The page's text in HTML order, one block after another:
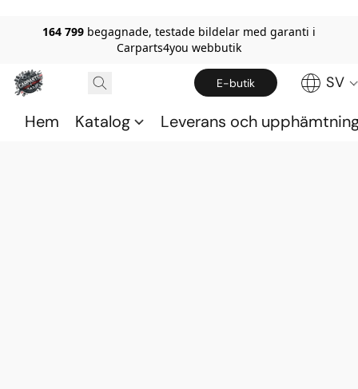
164 799 begagnade, testade bildelar med garanti i
Carparts4you webbutik
E-butik SV
Hem Katalog Leverans och